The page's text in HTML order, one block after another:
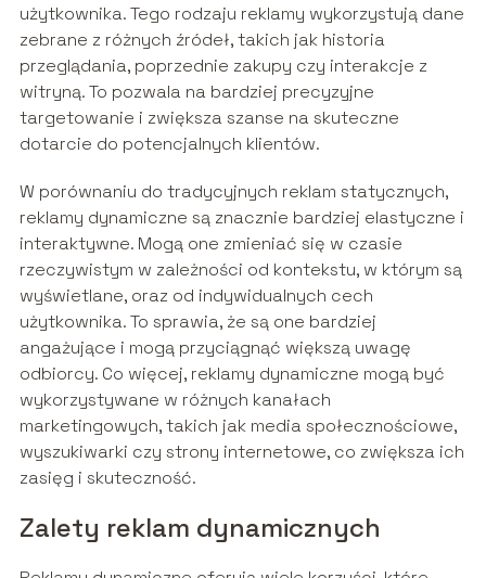
użytkownika. Tego rodzaju reklamy wykorzystują dane
zebrane z różnych źródeł, takich jak historia
przeglądania, poprzednie zakupy czy interakcje z
witryną. To pozwala na bardziej precyzyjne
targetowanie i zwiększa szanse na skuteczne
dotarcie do potencjalnych klientów.
W porównaniu do tradycyjnych reklam statycznych,
reklamy dynamiczne są znacznie bardziej elastyczne i
interaktywne. Mogą one zmieniać się w czasie
rzeczywistym w zależności od kontekstu, w którym są
wyświetlane, oraz od indywidualnych cech
użytkownika. To sprawia, że są one bardziej
angażujące i mogą przyciągnąć większą uwagę
odbiorcy. Co więcej, reklamy dynamiczne mogą być
wykorzystywane w różnych kanałach
marketingowych, takich jak media społecznościowe,
wyszukiwarki czy strony internetowe, co zwiększa ich
zasięg i skuteczność.
Zalety reklam dynamicznych